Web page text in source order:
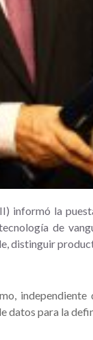
informó la
de
distinguir
datos para la